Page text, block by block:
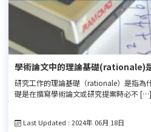
學術論文中的理論基礎(rationale)
研究工作的理論基礎（rationale）是指為
礎是在撰寫學術論文或研究提案時必不 […]
Last Updated : 2024年 06月 18日